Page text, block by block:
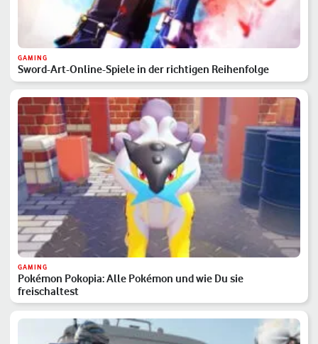
GAMING
Sword-Art-Online-Spiele in der richtigen Reihenfolge
GAMING
Pokémon Pokopia: Alle Pokémon und wie Du sie
freischaltest